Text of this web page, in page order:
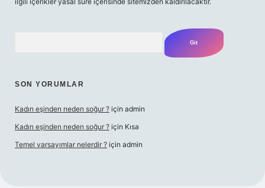
SON YORUMLAR
Kadın eşinden neden soğur ? için admin
Kadın eşinden neden soğur ? için Kısa
Temel varsayımlar nelerdir ? için admin